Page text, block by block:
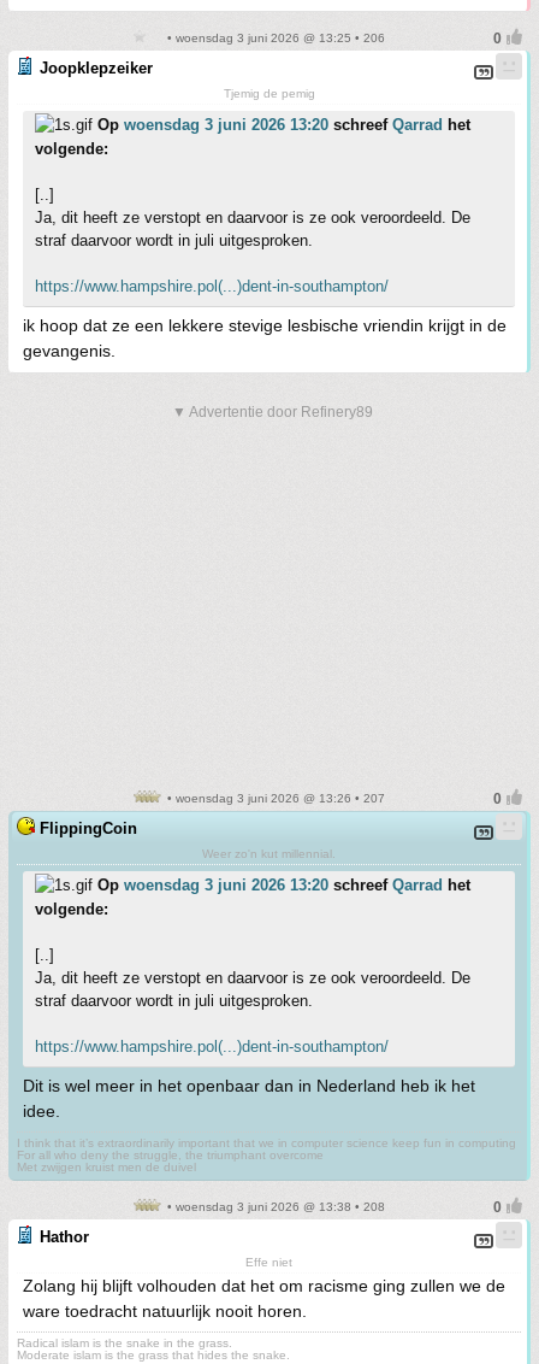
• woensdag 3 juni 2026 @ 13:25 • 206
Joopklepzeiker
Tjemig de pemig
Op woensdag 3 juni 2026 13:20 schreef Qarrad het
volgende:
[..]
Ja, dit heeft ze verstopt en daarvoor is ze ook veroordeeld. De
straf daarvoor wordt in juli uitgesproken.
https://www.hampshire.pol(...)dent-in-southampton/
ik hoop dat ze een lekkere stevige lesbische vriendin krijgt in de
gevangenis.
▼ Advertentie door Refinery89
• woensdag 3 juni 2026 @ 13:26 • 207
FlippingCoin
Weer zo'n kut millennial.
Op woensdag 3 juni 2026 13:20 schreef Qarrad het
volgende:
[..]
Ja, dit heeft ze verstopt en daarvoor is ze ook veroordeeld. De
straf daarvoor wordt in juli uitgesproken.
https://www.hampshire.pol(...)dent-in-southampton/
Dit is wel meer in het openbaar dan in Nederland heb ik het
idee.
I think that it’s extraordinarily important that we in computer science keep fun in computing
For all who deny the struggle, the triumphant overcome
Met zwijgen kruist men de duivel
• woensdag 3 juni 2026 @ 13:38 • 208
Hathor
Effe niet
Zolang hij blijft volhouden dat het om racisme ging zullen we de
ware toedracht natuurlijk nooit horen.
Radical islam is the snake in the grass.
Moderate islam is the grass that hides the snake.